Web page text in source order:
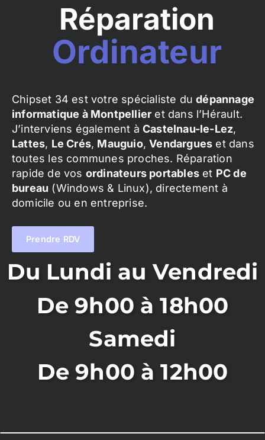
Réparation
Ordinateur
Chipset 34 est votre spécialiste dudépannage
informatique à Montpellier et dans l’Hérault.
J’interviens également à Castelnau-le-Lez,
Lattes, Le Crés, Mauguio,Vendargues et dans
toutes les communes proches. Réparation
rapide de vos ordinateurs portables et PC de
bureau (Windows & Linux), directement à
domicile ou en entreprise.
Prendre RDV
Du Lundi au Vendredi
De 9h00 à 18h00
Samedi
De 9h00 à 12h00